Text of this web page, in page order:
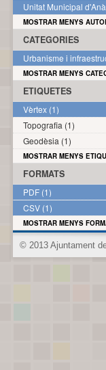
Unitat Municipal
MOSTRAR MENYS
CATEGORIES
Urbanisme i
MOSTRAR MENYS
ETIQUETES
Vèrtex (1)
Topografia (1)
Geodèsia (1)
MOSTRAR MENYS
FORMATS
PDF (1)
CSV (1)
MOSTRAR MENYS
© 2013 Ajuntament